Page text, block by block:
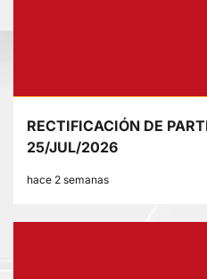
RECTIFICACIÓN DE
25/JUL/2026
hace 2 semanas